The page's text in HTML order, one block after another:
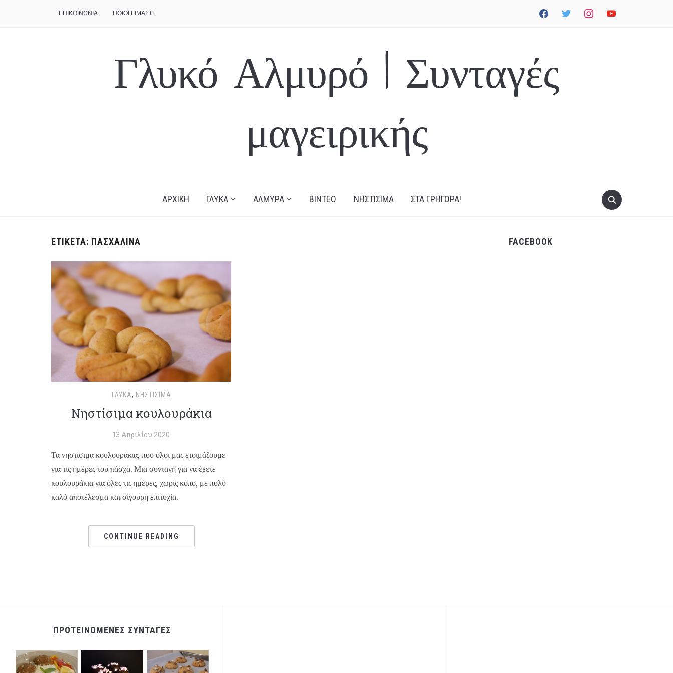
facebook twitter instagramyoutube
ΕΠΙΚΟΙΝΩΝΙΑ ΠΟΙΟΙ ΕΙΜΑΣΤΕ
Γλυκό Αλμυρό | Συνταγές
μαγειρικής
ΑΡΧΙΚΗ ΓΛΥΚΑ ΑΛΜΥΡΑ ΒΙΝΤΕΟ ΝΗΣΤΙΣΙΜΑ ΣΤΑ ΓΡΗΓΟΡΑ!
ΕΤΙΚΈΤΑ: ΠΑΣΧΑΛΙΝΆ
ΓΛΥΚΆ, ΝΗΣΤΊΣΙΜΑ
Νηστίσιμα κουλουράκια
13 Απριλίου 2020
Τα νηστίσιμα κουλουράκια, που όλοι μας ετοιμάζουμε
για τις ημέρες του πάσχα. Μια συνταγή για να έχετε
κουλουράκια για όλες τις ημέρες, χωρίς κόπο, με πολύ
καλό αποτέλεσμα και σίγουρη επιτυχία.
CONTINUE READING
FACEBOOK
ΠΡΟΤΕΙΝΟΜΕΝΕΣ ΣΥΝΤΑΓΕΣ